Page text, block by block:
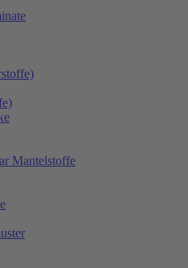
Mantelstoffe